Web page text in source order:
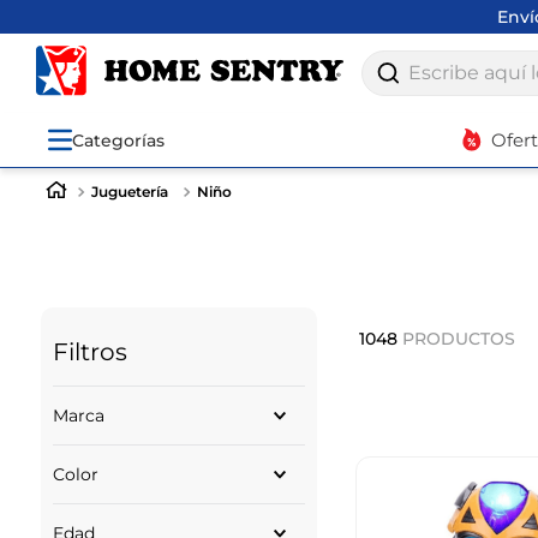
Escribe aquí lo
Categorías
Juguetería Niño
Filtros
Marca
MINIX
Mario Bros
Color
Edad
1048 PRODUCTOS